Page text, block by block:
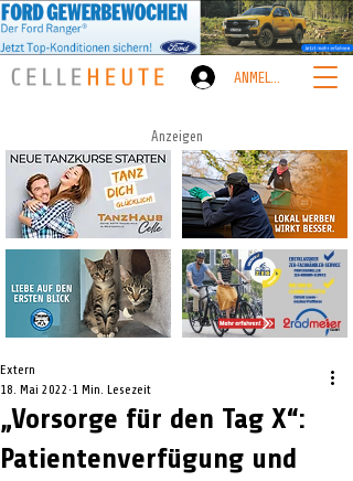
ANMELDEN
Anzeigen
„Vorsorge für den Tag X“:
Patientenverfügung und
Extern
18. Mai 2022 1 Min. Lesezeit